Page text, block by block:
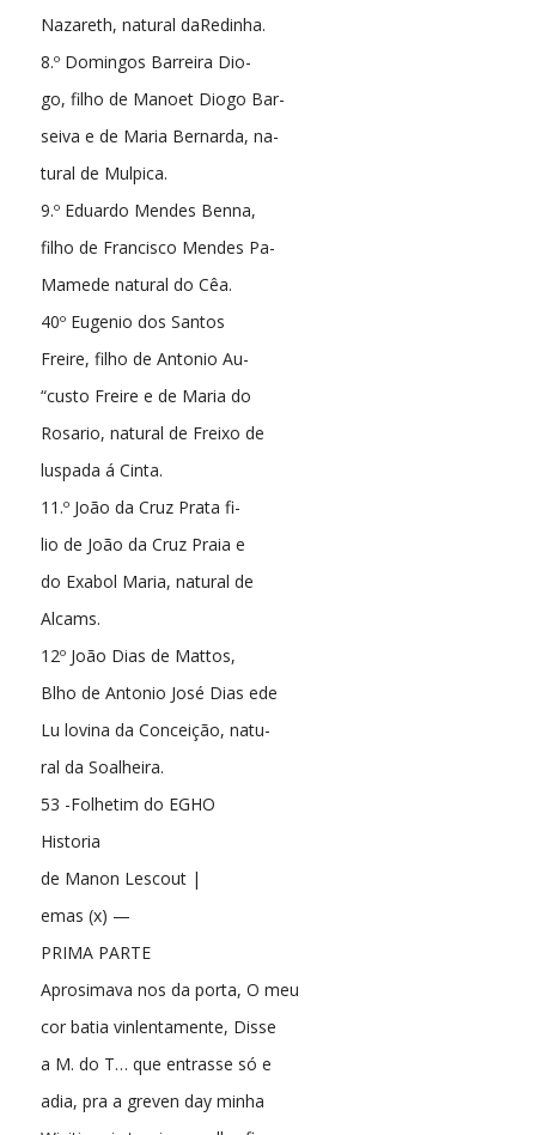
Nazareth, natural daRedinha.
8.º Domingos Barreira Dio-
go, filho de Manoet Diogo Bar-
seiva e de Maria Bernarda, na-
tural de Mulpica.
9.º Eduardo Mendes Benna,
filho de Francisco Mendes Pa-
Mamede natural do Cêa.
40º Eugenio dos Santos
Freire, filho de Antonio Au-
“custo Freire e de Maria do
Rosario, natural de Freixo de
luspada á Cinta.
11.º João da Cruz Prata fi-
lio de João da Cruz Praia e
do Exabol Maria, natural de
Alcams.
12º João Dias de Mattos,
Blho de Antonio José Dias ede
Lu lovina da Conceição, natu-
ral da Soalheira.
53 -Folhetim do EGHO
Historia
de Manon Lescout |
emas (x) —
PRIMA PARTE
Aprosimava nos da porta, O meu
cor batia vinlentamente, Disse
a M. do T… que entrasse só e
adia, pra a greven day minha